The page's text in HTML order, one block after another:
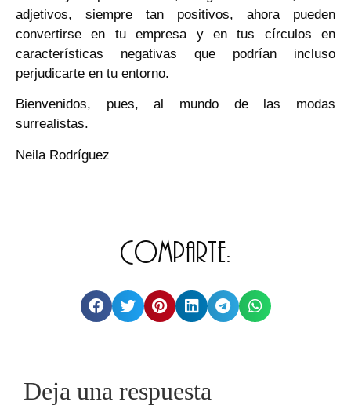
adjetivos, siempre tan positivos, ahora pueden
convertirse en tu empresa y en tus círculos en
características negativas que podrían incluso
perjudicarte en tu entorno.
Bienvenidos, pues, al mundo de las modas
surrealistas.
Neila Rodríguez
Comparte:
Deja una respuesta